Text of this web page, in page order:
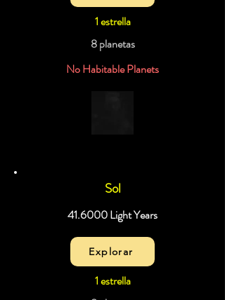
1 estrella
8 planetas
No Habitable Planets
Sol
41.6000 Light Years
Explorar
1 estrella